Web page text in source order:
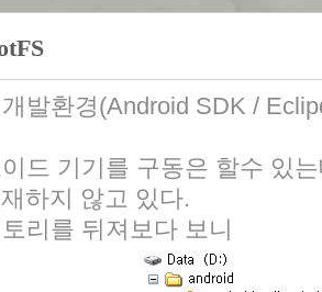
발환경(Android SDK /
드 기기를 구동은 할수 있
하지 않고 있다.
리를 뒤져보다 보니